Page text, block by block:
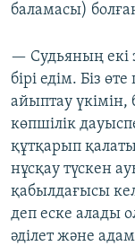
баламасы)
— Судьяның екі
бірі едім. Біз
айыптау үкімін,
көпшілік
құтқарып
нұсқау түскен
қабылдағысы
деп еске алады
әділет және